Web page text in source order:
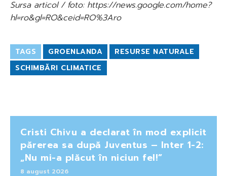
Sursa articol / foto: https://news.google.com/home?
hl=ro&gl=RO&ceid=RO%3Aro
TAGS GROENLANDA
RESURSE NATURALE
SCHIMBĂRI CLIMATICE
Cristi Chivu a declarat în mod explicit
părerea sa după Juventus – Inter 1-2:
„Nu mi-a plăcut în niciun fel!”
8 august 2026